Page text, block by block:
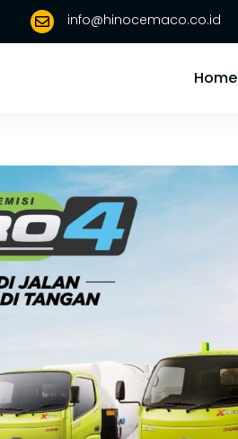
 info@hinocemaco.co.id
Home